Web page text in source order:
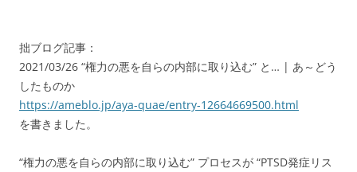
拙ブログ記事：
2021/03/26 “権力の悪を自らの内部に取り込む” と… | あ～どう
したものか
https://ameblo.jp/aya-quae/entry-12664669500.html
を書きました。
“権力の悪を自らの内部に取り込む” プロセスが “PTSD発症リス